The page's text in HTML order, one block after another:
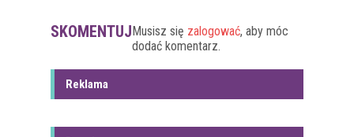
SKOMENTUJMusisz się zalogować, aby móc
dodać komentarz.
Reklama